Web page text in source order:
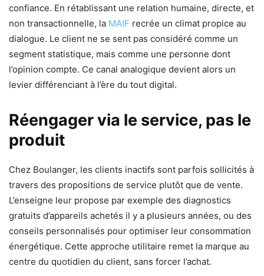
confiance. En rétablissant une relation humaine, directe, et
non transactionnelle, la MAIF recrée un climat propice au
dialogue. Le client ne se sent pas considéré comme un
segment statistique, mais comme une personne dont
l’opinion compte. Ce canal analogique devient alors un
levier différenciant à l’ère du tout digital.
Réengager via le service, pas le
produit
Chez Boulanger, les clients inactifs sont parfois sollicités à
travers des propositions de service plutôt que de vente.
L’enseigne leur propose par exemple des diagnostics
gratuits d’appareils achetés il y a plusieurs années, ou des
conseils personnalisés pour optimiser leur consommation
énergétique. Cette approche utilitaire remet la marque au
centre du quotidien du client, sans forcer l’achat.